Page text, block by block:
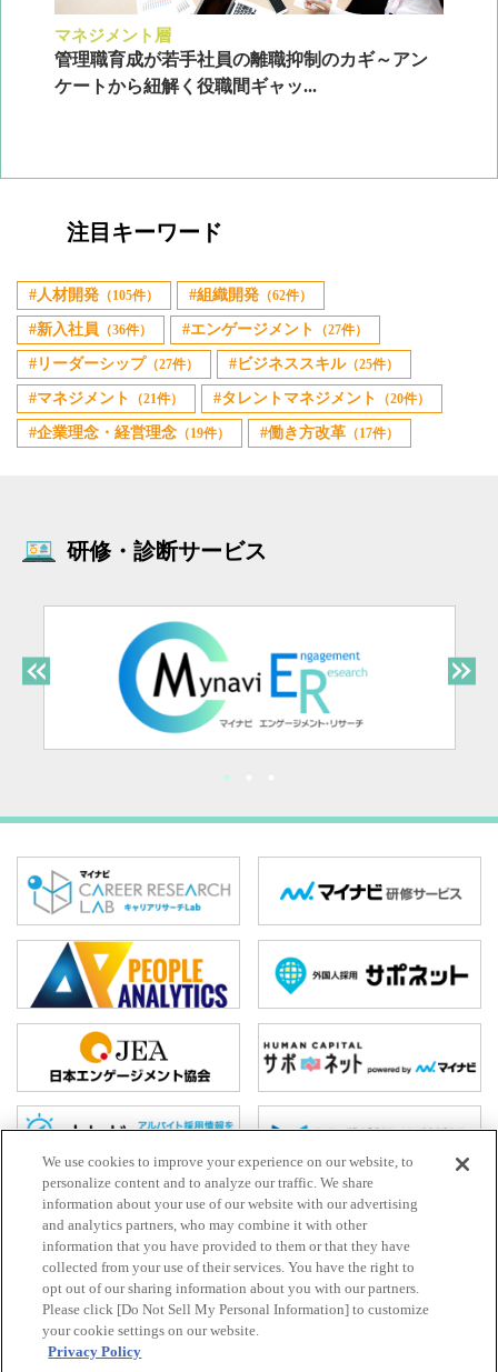
マネジメント層
管理職育成が若手社員の離職抑制のカギ～アン
ケートから紐解く役職間ギャッ...
注目キーワード
人材開発 （105件） 組織開発 （62件）
新入社員 （36件） エンゲージメント （27件）
リーダーシップ（27件） ビジネススキル（25件）
マネジメント （21件） タレントマネジメント （20件）
企業理念・経営理念 （19件） 働き方改革 （17件）
研修・診断サービス
ホーム
お問い合わせ
HR Trend Labとは
プライバシーポリシー
We use cookies to improve your experience on our website, to
personalize content and to analyze our traffic. We share
information about your use of our website with our advertising
and analytics partners, who may combine it with other
information that you have provided to them or that they have
collected from your use of their services. You have the right to
opt out of our sharing information about you with our partners.
Please click [Do Not Sell My Personal Information] to customize
your cookie settings on our website.
Privacy Policy